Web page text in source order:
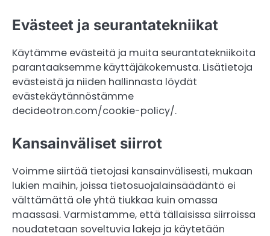
Evästeet ja seurantatekniikat
Käytämme evästeitä ja muita seurantatekniikoita
parantaaksemme käyttäjäkokemusta. Lisätietoja
evästeistä ja niiden hallinnasta löydät
evästekäytännöstämme
decideotron.com/cookie-policy/.
Kansainväliset siirrot
Voimme siirtää tietojasi kansainvälisesti, mukaan
lukien maihin, joissa tietosuojalainsäädäntö ei
välttämättä ole yhtä tiukkaa kuin omassa
maassasi. Varmistamme, että tällaisissa siirroissa
noudatetaan soveltuvia lakeja ja käytetään